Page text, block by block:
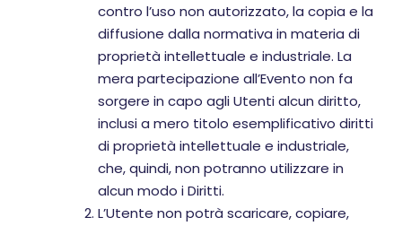
contro l’uso non autorizzato, la copia e la
diffusione dalla normativa in materia di
proprietà intellettuale e industriale. La
mera partecipazione all’Evento non fa
sorgere in capo agli Utenti alcun diritto,
inclusi a mero titolo esemplificativo diritti
di proprietà intellettuale e industriale,
che, quindi, non potranno utilizzare in
alcun modo i Diritti.
L’Utente non potrà scaricare, copiare,